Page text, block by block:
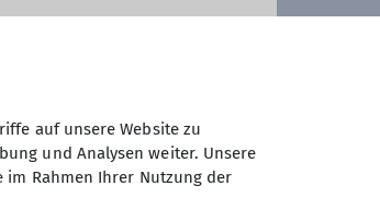
genauso im
auf unsere Website zu
und Analysen weiter. Unsere
Rahmen Ihrer Nutzung der